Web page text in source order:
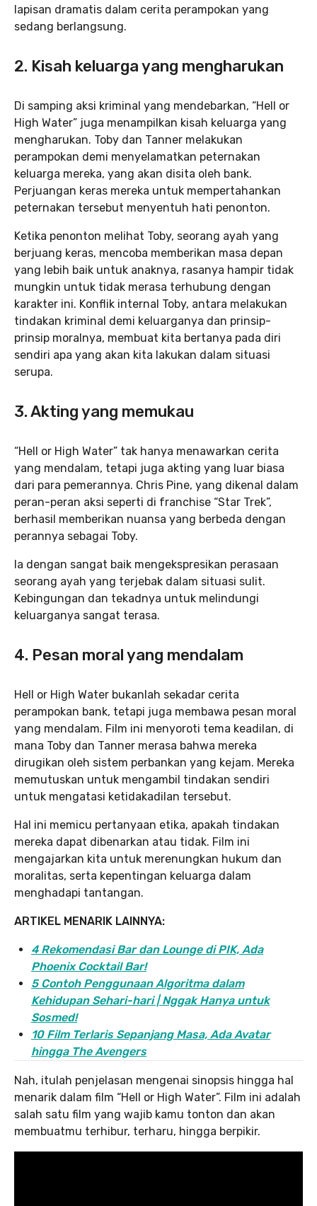
lapisan dramatis dalam cerita perampokan yang
sedang berlangsung.
2. Kisah keluarga yang mengharukan
Di samping aksi kriminal yang mendebarkan, “Hell or
High Water” juga menampilkan kisah keluarga yang
mengharukan. Toby dan Tanner melakukan
perampokan demi menyelamatkan peternakan
keluarga mereka, yang akan disita oleh bank.
Perjuangan keras mereka untuk mempertahankan
peternakan tersebut menyentuh hati penonton.
Ketika penonton melihat Toby, seorang ayah yang
berjuang keras, mencoba memberikan masa depan
yang lebih baik untuk anaknya, rasanya hampir tidak
mungkin untuk tidak merasa terhubung dengan
karakter ini. Konflik internal Toby, antara melakukan
tindakan kriminal demi keluarganya dan prinsip-
prinsip moralnya, membuat kita bertanya pada diri
sendiri apa yang akan kita lakukan dalam situasi
serupa.
3. Akting yang memukau
“Hell or High Water” tak hanya menawarkan cerita
yang mendalam, tetapi juga akting yang luar biasa
dari para pemerannya. Chris Pine, yang dikenal dalam
peran-peran aksi seperti di franchise “Star Trek”,
berhasil memberikan nuansa yang berbeda dengan
perannya sebagai Toby.
Ia dengan sangat baik mengekspresikan perasaan
seorang ayah yang terjebak dalam situasi sulit.
Kebingungan dan tekadnya untuk melindungi
keluarganya sangat terasa.
4. Pesan moral yang mendalam
Hell or High Water bukanlah sekadar cerita
perampokan bank, tetapi juga membawa pesan moral
yang mendalam. Film ini menyoroti tema keadilan, di
mana Toby dan Tanner merasa bahwa mereka
dirugikan oleh sistem perbankan yang kejam. Mereka
memutuskan untuk mengambil tindakan sendiri
untuk mengatasi ketidakadilan tersebut.
Hal ini memicu pertanyaan etika, apakah tindakan
mereka dapat dibenarkan atau tidak. Film ini
mengajarkan kita untuk merenungkan hukum dan
moralitas, serta kepentingan keluarga dalam
menghadapi tantangan.
ARTIKEL MENARIK LAINNYA:
4 Rekomendasi Bar dan Lounge di PIK, Ada
Phoenix Cocktail Bar!
5 Contoh Penggunaan Algoritma dalam
Kehidupan Sehari-hari | Nggak Hanya untuk
Sosmed!
10 Film Terlaris Sepanjang Masa, Ada Avatar
hingga The Avengers
Nah, itulah penjelasan mengenai sinopsis hingga hal
menarik dalam film “Hell or High Water”. Film ini adalah
salah satu film yang wajib kamu tonton dan akan
membuatmu terhibur, terharu, hingga berpikir.